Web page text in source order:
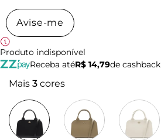
Avise-me
Produto indisponível
Receba atéR$ 14,79de cashback
Mais 3 cores